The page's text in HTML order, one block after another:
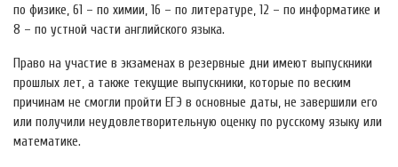
по физике, 61 – по химии, 16 – по литературе, 12 – по информатике и
8 – по устной части английского языка.
Право на участие в экзаменах в резервные дни имеют выпускники
прошлых лет, а также текущие выпускники, которые по веским
причинам не смогли пройти ЕГЭ в основные даты, не завершили его
или получили неудовлетворительную оценку по русскому языку или
математике.